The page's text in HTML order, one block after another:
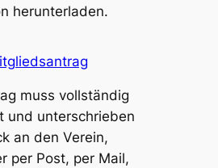
herunterladen.
muss vollständig
und unterschrieben
an den Verein,
per Post, per Mail,